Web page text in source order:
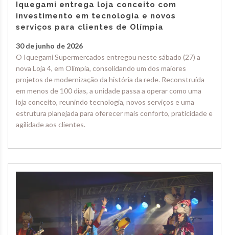
Iquegami entrega loja conceito com
investimento em tecnologia e novos
serviços para clientes de Olímpia
30 de junho de 2026
O Iquegami Supermercados entregou neste sábado (27) a
nova Loja 4, em Olímpia, consolidando um dos maiores
projetos de modernização da história da rede. Reconstruída
em menos de 100 dias, a unidade passa a operar como uma
loja conceito, reunindo tecnologia, novos serviços e uma
estrutura planejada para oferecer mais conforto, praticidade e
agilidade aos clientes.